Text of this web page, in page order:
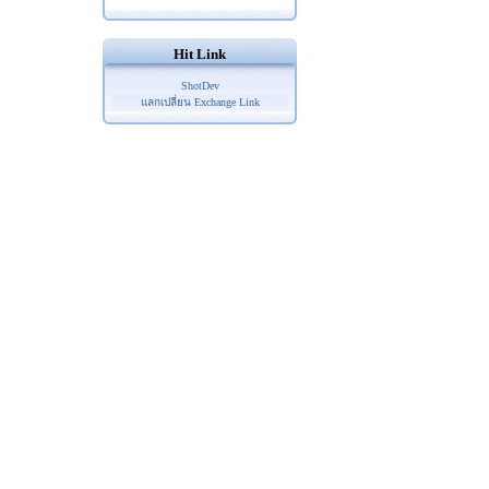
Hit Link
ShotDev
แลกเปลี่ยน Exchange Link